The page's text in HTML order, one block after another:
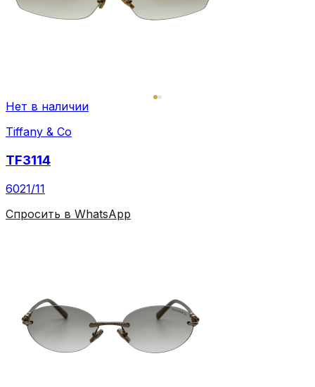
Нет в наличии
Tiffany & Co
TF3114
6021/11
Спросить в WhatsApp